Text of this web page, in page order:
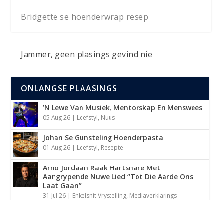
Bridgette se hoenderwrap resep
Jammer, geen plasings gevind nie
ONLANGSE PLAASINGS
’N Lewe Van Musiek, Mentorskap En Menswees
05 Aug 26 | Leefstyl, Nuus
Johan Se Gunsteling Hoenderpasta
01 Aug 26 | Leefstyl, Resepte
Arno Jordaan Raak Hartsnare Met
Aangrypende Nuwe Lied “Tot Die Aarde Ons
Laat Gaan”
31 Jul 26 | Enkelsnit Vrystelling, Mediaverklarings